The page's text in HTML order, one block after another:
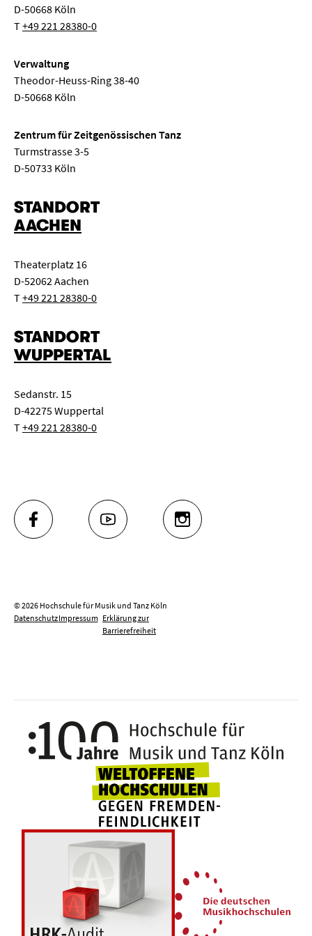
D-50668 Köln
T+49 221 28380-0
Verwaltung
Theodor-Heuss-Ring 38-40
D-50668 Köln
Zentrum für Zeitgenössischen Tanz
Turmstrasse 3-5
D-50733 Köln
STANDORT
AACHEN
Theaterplatz 16
D-52062 Aachen
T+49 221 28380-0
STANDORT
WUPPERTAL
Sedanstr. 15
D-42275 Wuppertal
T+49 221 28380-0
FACEBOOK YOUTUBE INSTAGRAM
© 2026 Hochschule für Musik und Tanz Köln
DatenschutzImpressum Erklärung zur
Barrierefreiheit